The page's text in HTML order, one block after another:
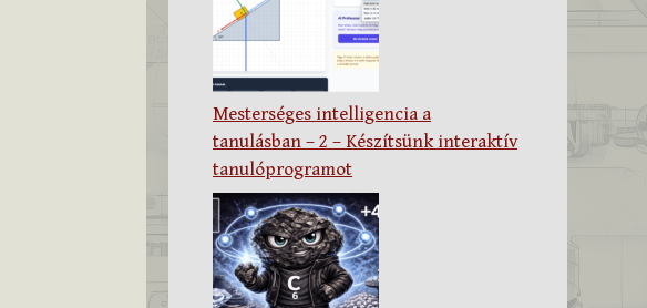
Mesterséges intelligencia a
tanulásban – 2 – Készítsünk interaktív
tanulóprogramot